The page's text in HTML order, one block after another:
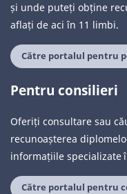
și unde puteți obține
aflați de aci în 11 limbi.
Către portalul pentru
Pentru consilieri
Oferiți consultare sau
recunoașterea
informațiile specializate
Către portalul pentru